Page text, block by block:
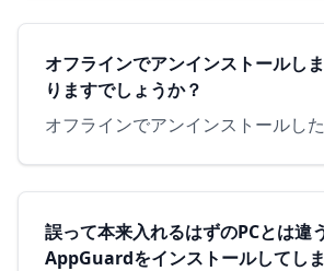
オフラインでアンインストールし
りますでしょうか？
誤って本来入れるはずのPCとは違
AppGuardをインストールしてし